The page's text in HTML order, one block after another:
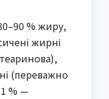
% жиру,
жирні
(переважно
% —